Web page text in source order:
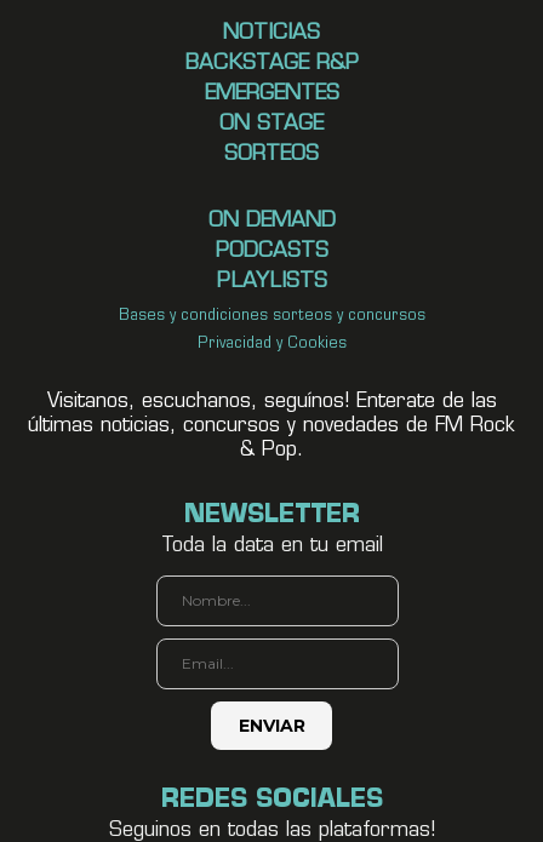
NOTICIAS
BACKSTAGE R&P
EMERGENTES
ON STAGE
SORTEOS
ON DEMAND
PODCASTS
PLAYLISTS
Bases y condiciones sorteos y concursos
Privacidad y Cookies
Visitanos, escuchanos, seguínos! Enterate de las
últimas noticias, concursos y novedades de FM Rock
& Pop.
NEWSLETTER
Toda la data en tu email
REDES SOCIALES
Seguinos en todas las plataformas!